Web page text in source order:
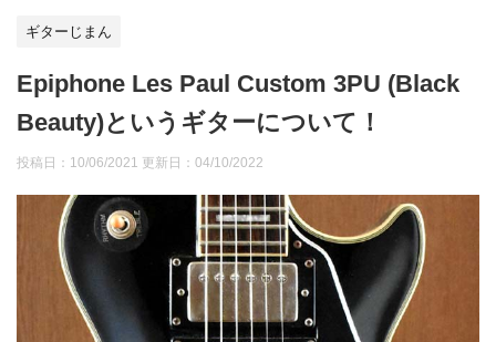
ギターじまん
Epiphone Les Paul Custom 3PU (Black
Beauty)というギターについて！
投稿日：10/06/2021 更新日： 04/10/2022